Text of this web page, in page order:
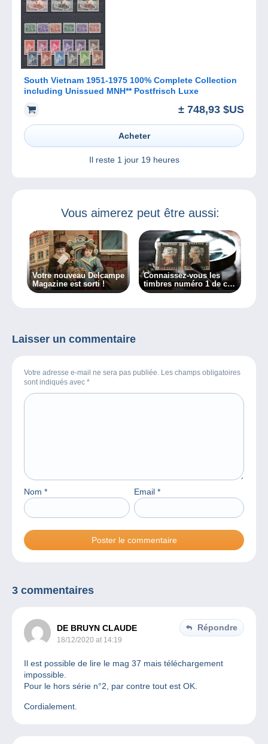
South Vietnam 1951-1975 100% Complete Collection
including Unissued MNH** Postfrisch Luxe
± 748,93 $US
Acheter
Il reste 1 jour 19 heures
Vous aimerez peut être aussi:
Votre nouveau Delcampe
Magazine est sorti !
Connaissez-vous les
timbres numéro 1 de ces
10 pays ?
Laisser un commentaire
Votre adresse e-mail ne sera pas publiée. Les champs obligatoires
sont indiqués avec *
Nom * Email *
3 commentaires
DE BRUYN CLAUDE
18/12/2020 at 14:19
Répondre
Il est possible de lire le mag 37 mais téléchargement
impossible.
Pour le hors série n°2, par contre tout est OK.
Cordialement.